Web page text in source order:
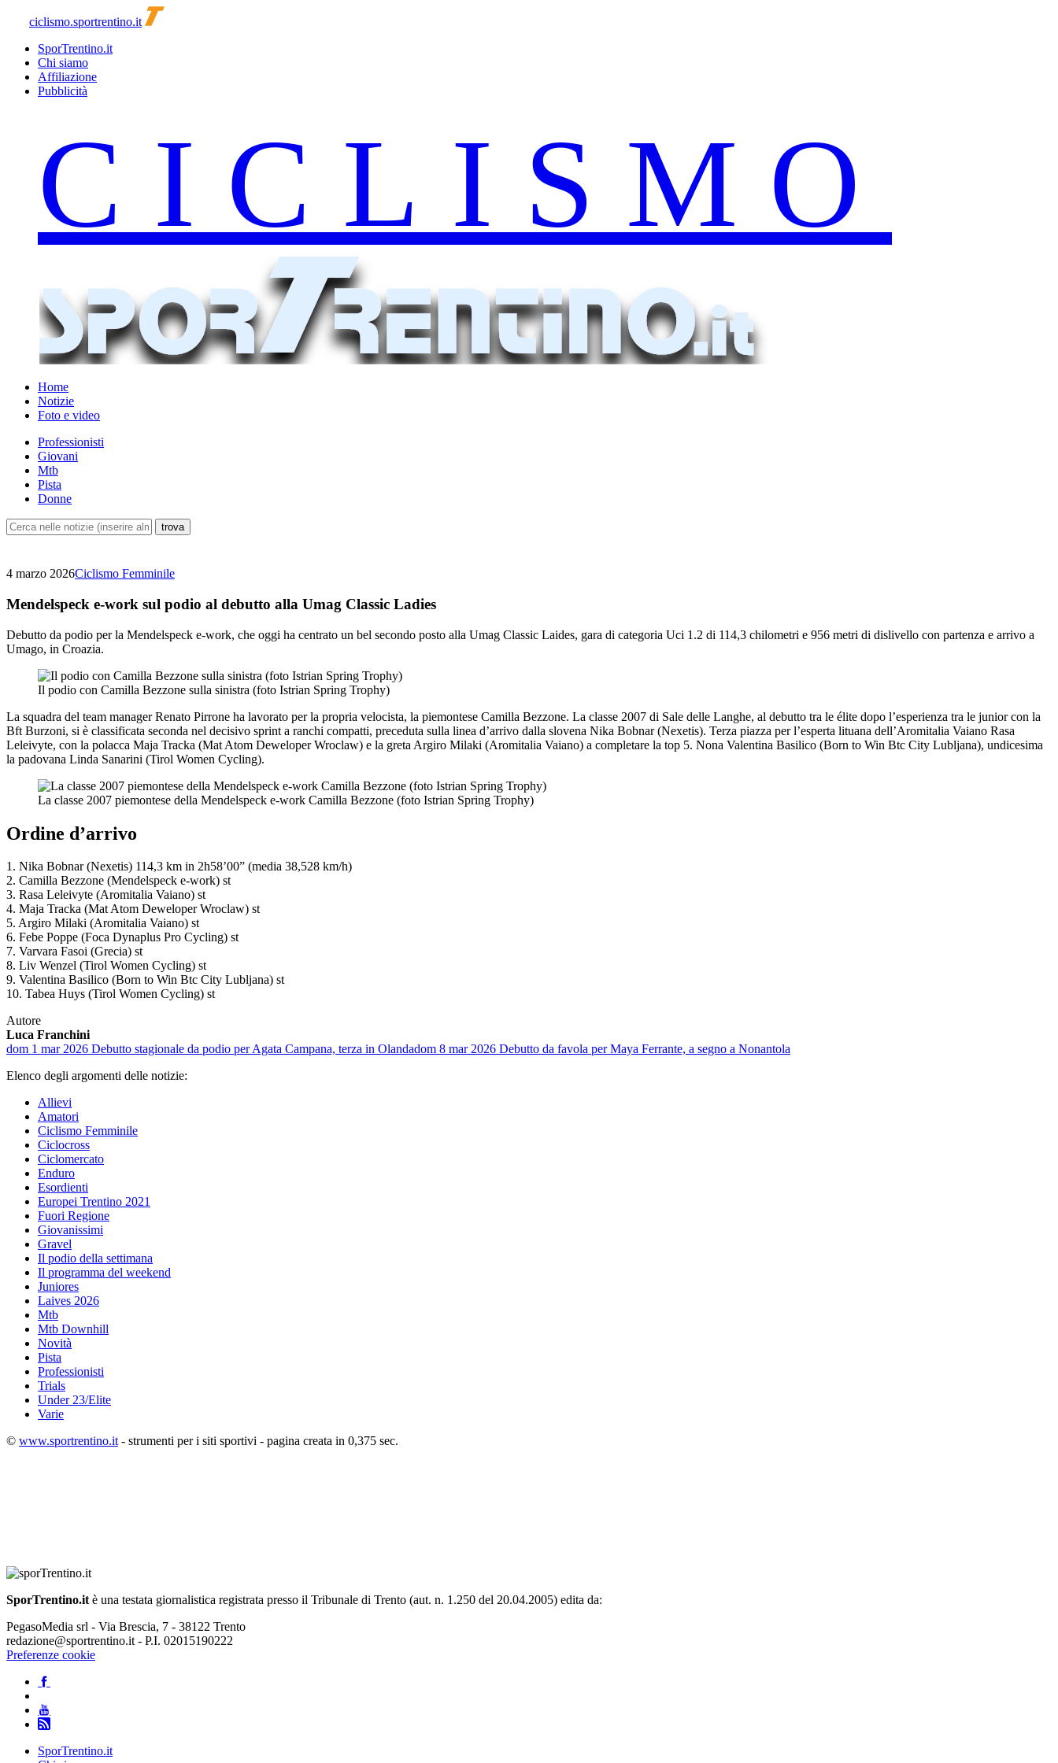
ciclismo.sportrentino.it
SporTrentino.it
Chi siamo
Affiliazione
Pubblicità
Home
Notizie
Foto e video
Professionisti
Giovani
Mtb
Pista
Donne
4 marzo 2026Ciclismo Femminile
Mendelspeck e-work sul podio al debutto alla Umag Classic Ladies
Debutto da podio per la Mendelspeck e-work, che oggi ha centrato un bel secondo posto alla Umag Classic Laides, gara di categoria Uci 1.2 di 114,3 chilometri e 956 metri di dislivello con partenza e arrivo a
Umago, in Croazia.
Il podio con Camilla Bezzone sulla sinistra (foto Istrian Spring Trophy)
La squadra del team manager Renato Pirrone ha lavorato per la propria velocista, la piemontese Camilla Bezzone. La classe 2007 di Sale delle Langhe, al debutto tra le élite dopo l’esperienza tra le junior con la
Bft Burzoni, si è classificata seconda nel decisivo sprint a ranchi compatti, preceduta sulla linea d’arrivo dalla slovena Nika Bobnar (Nexetis). Terza piazza per l’esperta lituana dell’Aromitalia Vaiano Rasa
Leleivyte, con la polacca Maja Tracka (Mat Atom Deweloper Wroclaw) e la greta Argiro Milaki (Aromitalia Vaiano) a completare la top 5. Nona Valentina Basilico (Born to Win Btc City Lubljana), undicesima
la padovana Linda Sanarini (Tirol Women Cycling).
La classe 2007 piemontese della Mendelspeck e-work Camilla Bezzone (foto Istrian Spring Trophy)
Ordine d’arrivo
1. Nika Bobnar (Nexetis) 114,3 km in 2h58’00” (media 38,528 km/h)
2. Camilla Bezzone (Mendelspeck e-work) st
3. Rasa Leleivyte (Aromitalia Vaiano) st
4. Maja Tracka (Mat Atom Deweloper Wroclaw) st
5. Argiro Milaki (Aromitalia Vaiano) st
6. Febe Poppe (Foca Dynaplus Pro Cycling) st
7. Varvara Fasoi (Grecia) st
8. Liv Wenzel (Tirol Women Cycling) st
9. Valentina Basilico (Born to Win Btc City Lubljana) st
10. Tabea Huys (Tirol Women Cycling) st
Autore
Luca Franchini
dom 1 mar 2026 Debutto stagionale da podio per Agata Campana, terza in Olandadom 8 mar 2026 Debutto da favola per Maya Ferrante, a segno a Nonantola
Elenco degli argomenti delle notizie:
Allievi
Amatori
Ciclismo Femminile
Ciclocross
Ciclomercato
Enduro
Esordienti
Europei Trentino 2021
Fuori Regione
Giovanissimi
Gravel
Il podio della settimana
Il programma del weekend
Juniores
Laives 2026
Mtb
Mtb Downhill
Novità
Pista
Professionisti
Trials
Under 23/Elite
Varie
© www.sportrentino.it- strumenti per i siti sportivi - pagina creata in 0,375 sec.
SporTrentino.itè una testata giornalistica registrata presso il Tribunale di Trento (aut. n. 1.250 del 20.04.2005) edita da:
PegasoMedia srl - Via Brescia, 7 - 38122 Trento
redazione@sportrentino.it - P.I. 02015190222
Preferenze cookie
SporTrentino.it